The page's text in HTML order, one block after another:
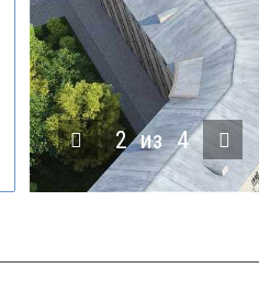
3 из 4